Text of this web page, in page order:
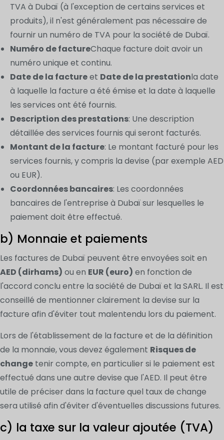
TVA à Dubaï (à l'exception de certains services et
produits), il n'est généralement pas nécessaire de
fournir un numéro de TVA pour la société de Dubaï.
Numéro de factureChaque facture doit avoir un
numéro unique et continu.
Date de la factureet Date de la prestationla date
à laquelle la facture a été émise et la date à laquelle
les services ont été fournis.
Description des prestations: Une description
détaillée des services fournis qui seront facturés.
Montant de la facture: Le montant facturé pour les
services fournis, y compris la devise (par exemple AED
ou EUR).
Coordonnées bancaires: Les coordonnées
bancaires de l'entreprise à Dubaï sur lesquelles le
paiement doit être effectué.
b) Monnaie et paiements
Les factures de Dubaï peuvent être envoyées soit en
AED (dirhams) ou en EUR (euro) en fonction de
l'accord conclu entre la société de Dubaï et la SARL. Il est
conseillé de mentionner clairement la devise sur la
facture afin d'éviter tout malentendu lors du paiement.
Lors de l'établissement de la facture et de la définition
de la monnaie, vous devez également Risques de
change tenir compte, en particulier si le paiement est
effectué dans une autre devise que l'AED. Il peut être
utile de préciser dans la facture quel taux de change
sera utilisé afin d'éviter d'éventuelles discussions futures.
c) la taxe sur la valeur ajoutée (TVA)